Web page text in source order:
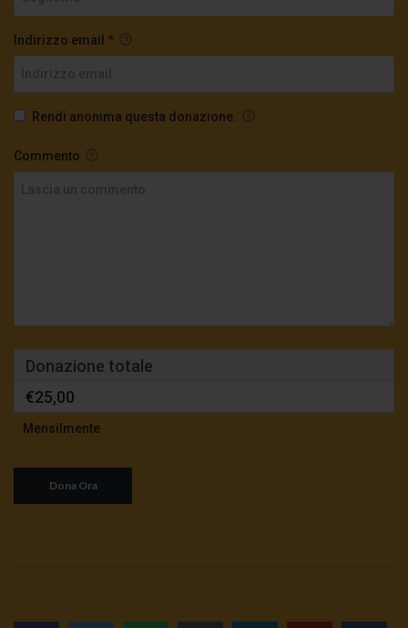
Indirizzo email *
Rendi anonima questa donazione.
Commento
Donazione totale
€25,00
Mensilmente